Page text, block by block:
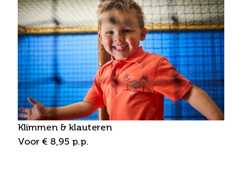
Klimmen & klauteren
Voor € 8,95 p.p.